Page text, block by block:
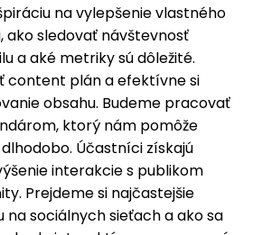
na vylepšenie vlastného
ako sledovať návštevnosť
a aké metriky sú dôležité.
content plán a efektívne si
obsahu. Budeme pracovať
ktorý nám pomôže
Účastníci získajú
interakcie s publikom
Prejdeme si najčastejšie
sociálnych sieťach a ako sa